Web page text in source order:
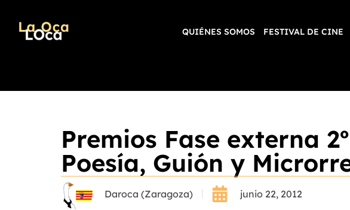
QUIÉNES SOMOS FESTIVAL DE CINE
Premios Fase externa
Poesía, Guión y
Daroca (Zaragoza) junio 22, 2012